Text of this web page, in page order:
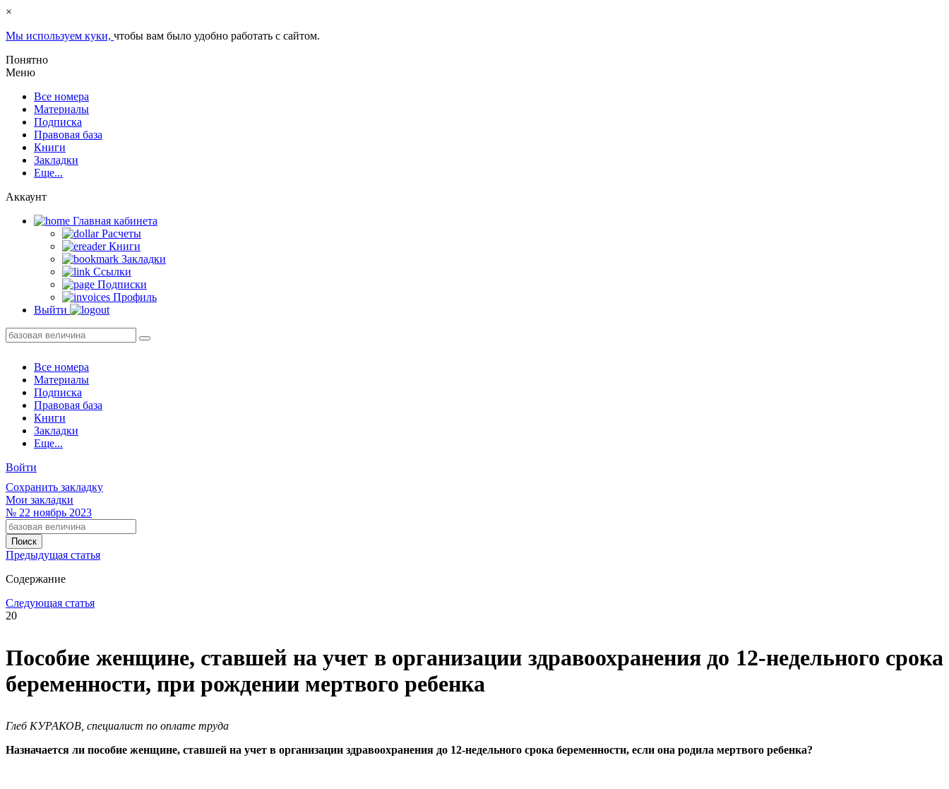
×
Мы используем куки, чтобы вам было удобно работать с сайтом.
Понятно
Меню
Все номера
Материалы
Подписка
Правовая база
Книги
Закладки
Еще...
Аккаунт
Главная кабинетa
Расчеты
Книги
Закладки
Ссылки
Подписки
Профиль
Выйти
Все номера
Материалы
Подписка
Правовая база
Книги
Закладки
Еще...
Войти
Сохранить закладку
Мои закладки
№ 22 ноябрь 2023
Предыдущая статья
Содержание
Следующая статья
20
Пособие женщине, ставшей на учет в организации здравоохранения до 12-недельного срока
беременности, при рождении мертвого ребенка
Глеб КУРАКОВ, специалист по оплате труда
Назначается ли пособие женщине, ставшей на учет в организации здравоохранения до 12-недельного срока беременности, если она родила мертвого ребенка?